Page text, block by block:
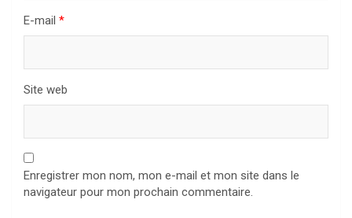
E-mail *
Site web
Enregistrer mon nom, mon e-mail et mon site dans le
navigateur pour mon prochain commentaire.